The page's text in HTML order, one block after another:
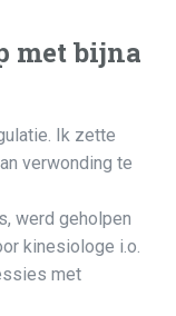
metbijna
Ik zette
verwonding te
werd geholpen
kinesiologe i.o.
met